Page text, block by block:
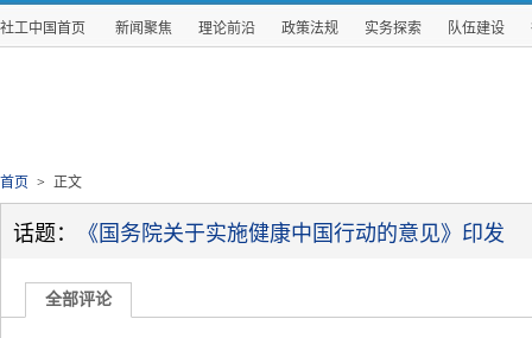
社工中国首页 新闻聚焦 理论前沿 政策法规 实务探索 队伍建设
首页 > 正文
话题： 《国务院关于实施健康中国行动的意见》印发
全部评论